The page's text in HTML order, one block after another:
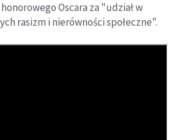
Oscara za "udział w
rasizm i nierówności społeczne".